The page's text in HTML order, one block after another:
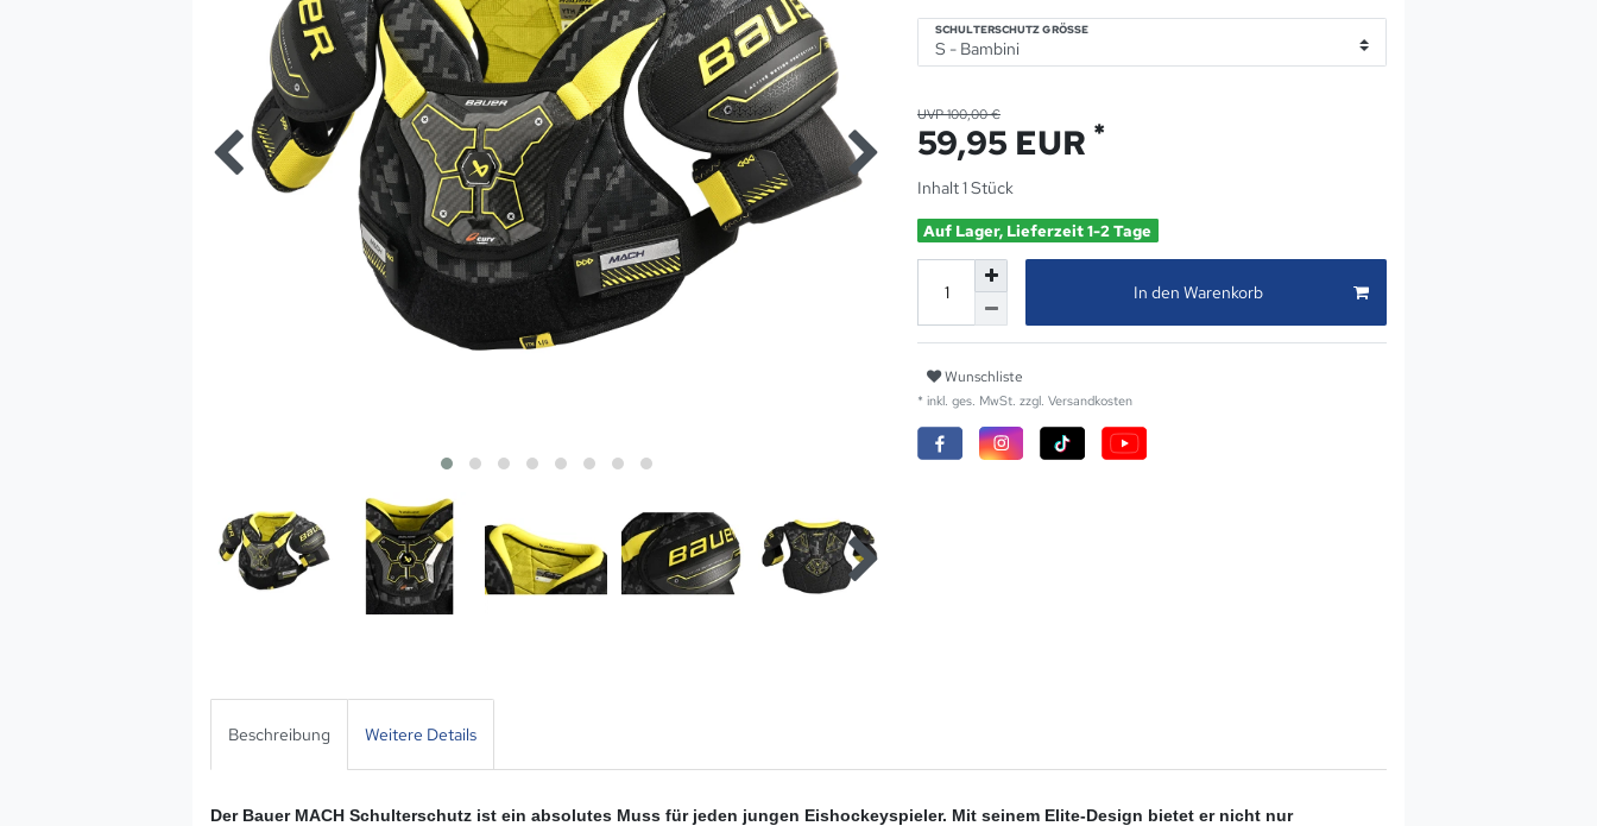
SCHULTERSCHUTZ GRÖSSE
UVP 100,00 €
59,95 EUR *
Inhalt1Stück
Auf Lager, Lieferzeit 1-2 Tage
In den Warenkorb
Wunschliste
* inkl. ges. MwSt. zzgl. Versandkosten
Beschreibung Weitere Details
Der Bauer MACH Schulterschutz ist ein absolutes Muss für jeden jungen Eishockeyspieler. Mit seinem Elite-Design bietet er nicht nur